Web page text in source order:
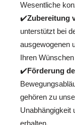
Wesentliche
✔️Zubereitung
unterstützt bei
ausgewogenen
Ihren
✔️Förderung
gehören zu
Unabhängigkeit
erhalten.